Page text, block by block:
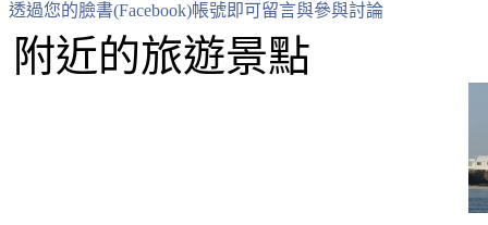
透過您的臉書(Facebook)帳號即可留言與參與討論
附近的旅遊景點